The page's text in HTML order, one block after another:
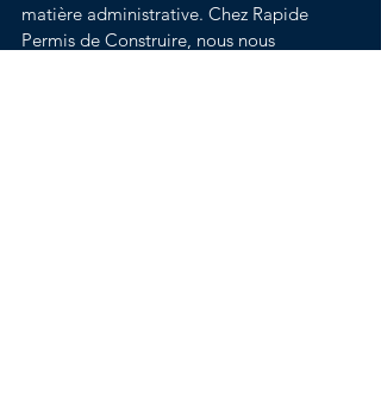
matière administrative. Chez Rapide
Permis de Construire, nous nous